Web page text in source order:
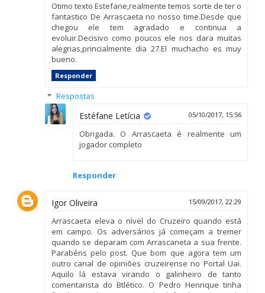
Otimo texto Estefane,realmente temos sorte de ter o
fantastico De Arrascaeta no nosso time.Desde que
chegou ele tem agradado e continua a
evoluir.Decisivo como poucos ele nos dara muitas
alegrias,princialmente dia 27.El muchacho es muy
bueno.
Responder
Respostas
Estéfane Letícia 05/10/2017, 15:56
Obrigada. O Arrascaeta é realmente um
jogador completo
Responder
Igor Oliveira 15/09/2017, 22:29
Arrascaeta eleva o nível do Cruzeiro quando está
em campo. Os adversários já começam a tremer
quando se deparam com Arrascaneta a sua frente.
Parabéns pelo post. Que bom que agora tem um
outro canal de opiniões cruzeirense no Portal Uai.
Aquilo lá estava virando o galinheiro de tanto
comentarista do Btlético. O Pedro Henrique tinha